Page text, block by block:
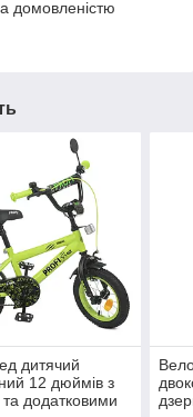
домовленістю
дитячий
12 дюймів з
та додатковими